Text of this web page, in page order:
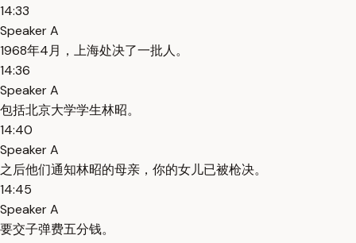
14:33
Speaker A
1968年4月，上海处决了一批人。
14:36
Speaker A
包括北京大学学生林昭。
14:40
Speaker A
之后他们通知林昭的母亲，你的女儿已被枪决。
14:45
Speaker A
要交子弹费五分钱。